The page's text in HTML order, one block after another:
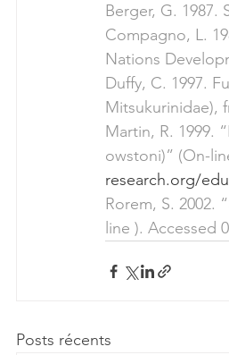
Berger, G. 1987.
Compagno, L.
Nations
Duffy, C. 1997.
Mitsukurinidae),
Martin, R. 1999.
owstoni)” (On-
research.org/
Rorem, S. 2002.
line ). Accessed
Posts récents